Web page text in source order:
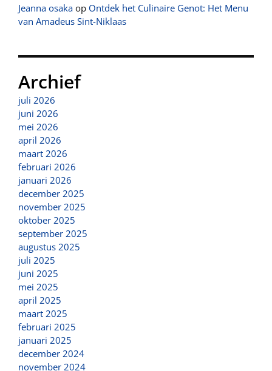
Jeanna osaka op Ontdek het Culinaire Genot: Het Menu
van Amadeus Sint-Niklaas
Archief
juli 2026
juni 2026
mei 2026
april 2026
maart 2026
februari 2026
januari 2026
december 2025
november 2025
oktober 2025
september 2025
augustus 2025
juli 2025
juni 2025
mei 2025
april 2025
maart 2025
februari 2025
januari 2025
december 2024
november 2024